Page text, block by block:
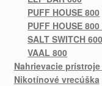
PUFF HOUSE 800
PUFF HOUSE
SALT SWITCH 600
VAAL 800
Nahrievacie
Nikotínové vrecúška